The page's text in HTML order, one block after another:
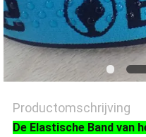
Productomschrijving
De Elastische Band van